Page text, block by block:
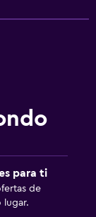
para ti
de
lugar.